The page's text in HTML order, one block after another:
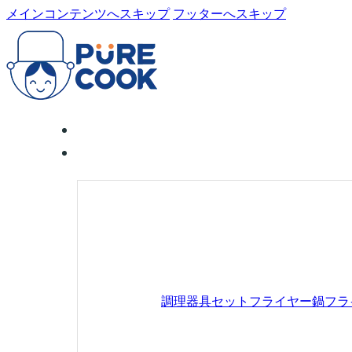
メインコンテンツへスキップ フッターへスキップ
調理器具セット フライヤー鍋フ